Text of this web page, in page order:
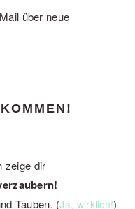
über neue
zeige dir
Tauben. (Ja, wirklich!)